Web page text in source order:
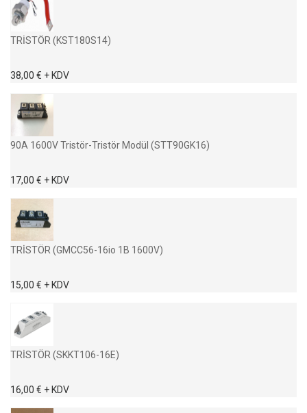
TRİSTÖR (KST180S14)
38,00 € + KDV
90A 1600V Tristör-Tristör Modül (STT90GK16)
17,00 € + KDV
TRİSTÖR (GMCC56-16io 1B 1600V)
15,00 € + KDV
TRİSTÖR (SKKT106-16E)
16,00 € + KDV